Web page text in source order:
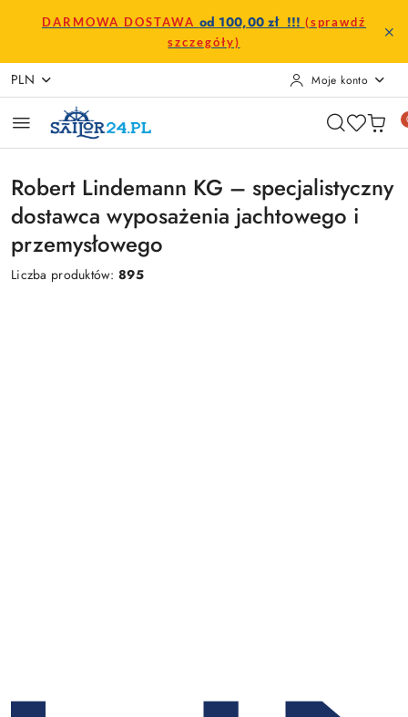
Przejdź do treści głównej
Przejdź do wyszukiwarki
Przejdź do moje konto
Przejdź do menu głównego
Przejdź do stopki
DARMOWA DOSTAWA od 100,00 zł !!! (sprawdź
szczegóły)
PLN Moje konto
Robert Lindemann KG – specjalistyczny
dostawca wyposażenia jachtowego i
przemysłowego
Liczba produktów:895